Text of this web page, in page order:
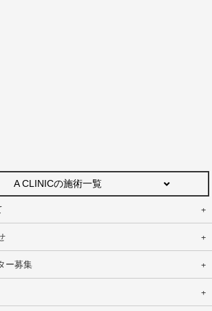
A CLINICの施術一覧
ー募集